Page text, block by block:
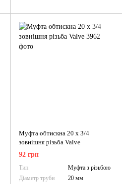
Муфта обтискна 20 х 3/4
зовнішня різьба Valve
92 грн
Тип
Муфта з різьбою
Діаметр труби
20 мм